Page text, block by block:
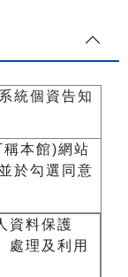
統個資告知
稱本館)網站
於勾選同意
資料保護
處理及利用